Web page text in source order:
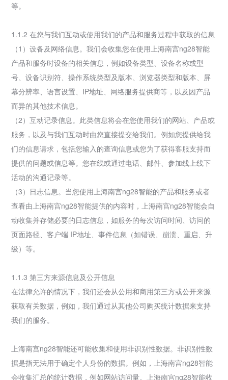
等。
1.1.2 在您与我们互动或使用我们的产品和服务过程中获取的信息
（1）设备及网络信息。我们会收集您在使用上海南宫ng28智能
产品和服务时设备的相关信息，例如设备类型、设备名称或型
号、设备识别符、操作系统类型及版本、浏览器类型和版本、屏
幕分辨率、语言设置、IP地址、网络服务提供商等，以及因产品
而异的其他技术信息。
（2）互动记录信息。此类信息将会在您使用我们的网站、产品或
服务，以及与我们互动时由您直接提交给我们。例如您提供给我
们的信息请求，包括您输入的查询信息或您为了获得客服支持而
提供的问题或信息等。您在线或通过电话、邮件、参加线上线下
活动的沟通记录等。
（3）日志信息。当您使用上海南宫ng28智能的产品和服务或者
查看由上海南宫ng28智能提供的内容时，上海南宫ng28智能会自
动收集并存储必要的日志信息，如服务的每次访问时间、访问的
页面路径、客户端 IP地址、事件信息（如错误、崩溃、重启、升
级）等。
1.1.3 第三方来源信息及公开信息
在法律允许的情况下，我们还会从公用和商用第三方或公开来源
获取有关数据，例如，我们通过从其他公司购买统计数据来支持
我们的服务。
上海南宫ng28智能还可能收集和使用非识别性数据。非识别性数
据是指无法用于确定个人身份的数据。例如，上海南宫ng28智能
会收集汇总的统计数据，例如网站访问量。上海南宫ng28智能收